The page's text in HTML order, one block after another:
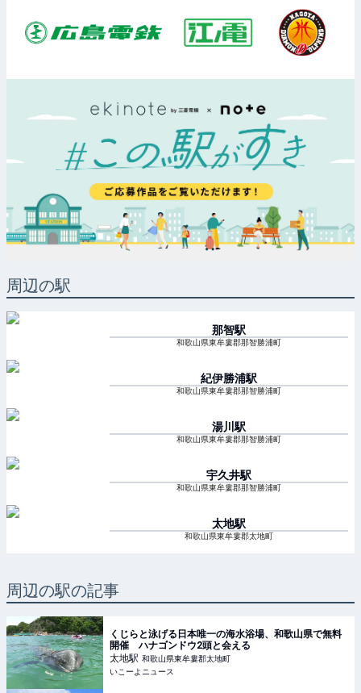
周辺の駅
那智駅
和歌山県東牟婁郡那智勝浦町
紀伊勝浦駅
和歌山県東牟婁郡那智勝浦町
湯川 駅
和歌山県東牟婁郡那智勝浦町
宇久井駅
和歌山県東牟婁郡那智勝浦町
太地駅
和歌山県東牟婁郡太地町
周辺の駅の記事
くじらと泳げる日本唯一の海水浴場、和歌山県で無料
開催 ハナゴンドウ2頭と会える
太地駅 和歌山県東牟婁郡太地町
いこーよニュース